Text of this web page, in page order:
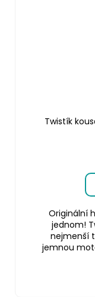
Twistík
Originální
jednom!
nejmenší
jemnou